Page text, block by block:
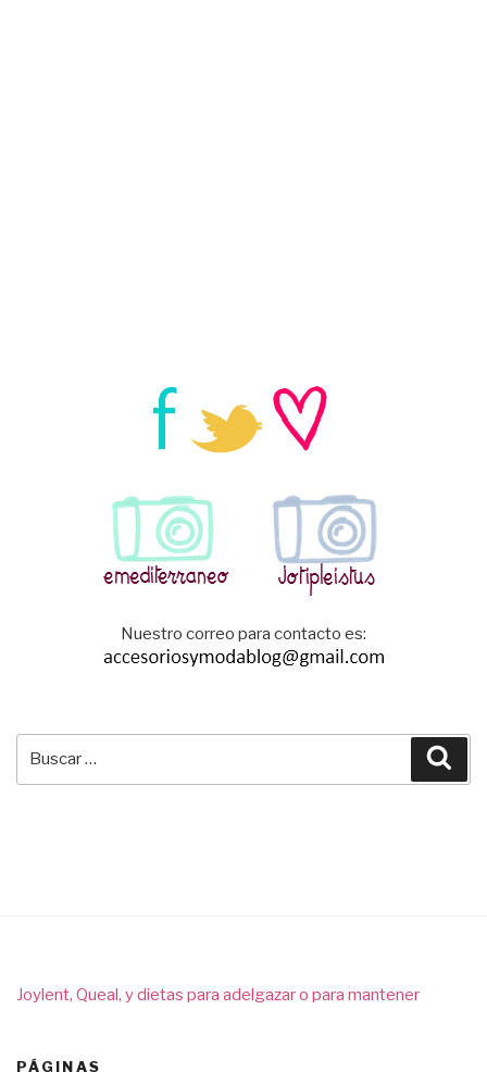
Nuestro correo para contacto es:
Joylent, Queal, y dietas para adelgazar o para mantener
PÁGINAS